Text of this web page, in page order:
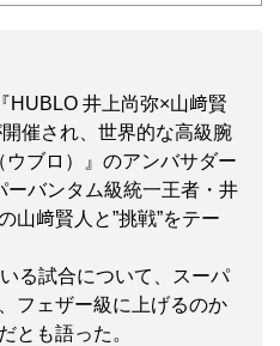
HUBLO 井上尚弥×山﨑賢
催され、世界的な高級腕
ブロ）』のアンバサダー
ーバンタム級統一王者・井
山﨑賢人と”挑戦”をテー
る試合について、スーパ
フェザー級に上げるのか
とも語った。